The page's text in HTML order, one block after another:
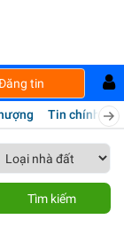
tin
Tin chính chủ
Tìm kiếm